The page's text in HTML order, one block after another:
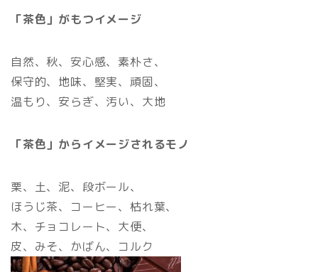
「茶色」がもつイメージ
自然、秋、安心感、素朴さ、
保守的、地味、堅実、頑固、
温もり、安らぎ、汚い、大地
「茶色」からイメージされるモノ
栗、土、泥、段ボール、
ほうじ茶、コーヒー、枯れ葉、
木、チョコレート、大便、
皮、みそ、かばん、コルク